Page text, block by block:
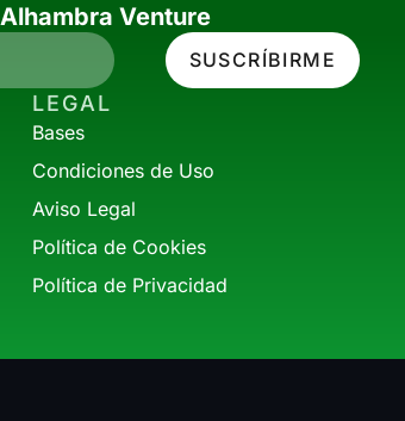
Alhambra Venture
SUSCRÍBIRME
LEGAL
Bases
Condiciones de Uso
Aviso Legal
Política de Cookies
Política de Privacidad